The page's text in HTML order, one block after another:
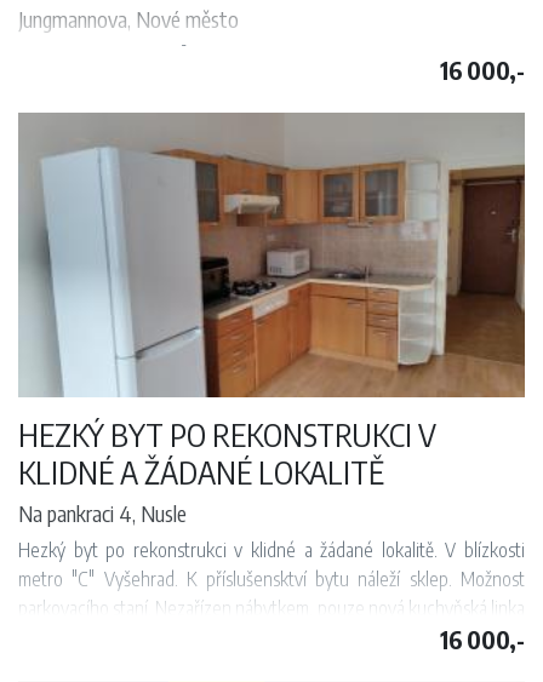
Jungmannova, Nové město
2
se nachází v cihlovém domě na lukrativních
místě Prahy 1. Světlý byt je nezařízený, pouze s kuchyňskou linkou a
lednicí. Může se používat jako dílna, sklad plus bydlení. Koupelna se
sprchovým koutem a WC. Volný od 15.08.2024. V případě zájmu
prosím kontaktujte pana Dortcheva na tel. 737283120
16 000,-
HEZKÝ BYT PO REKONSTRUKCI V
KLIDNÉ A ŽÁDANÉ LOKALITĚ
Na pankraci 4, Nusle
Hezký byt po rekonstrukci v klidné a žádané lokalitě. V blízkosti
metro "C" Vyšehrad. K příslušensktví bytu náleží sklep. Možnost
parkovacího staní. Nezařízen nábytkem, pouze nová kuchyňská linka
s plynovým sporákem a lednice. Byt je volný k nastěhování od
16 000,-